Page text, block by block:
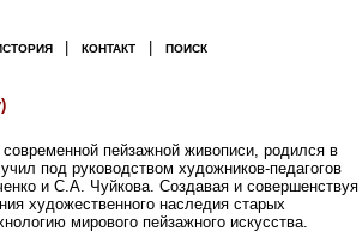
КОНТАКТ ПОИСК
пейзажной живописи, родился в
под руководством художников-педагогов
и С.А. Чуйкова. Создавая и совершенствуя
художественного наследия старых
мирового пейзажного искусства.